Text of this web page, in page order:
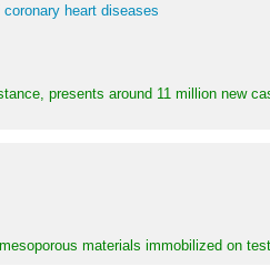
heart diseases
presents around 11 million new
materials immobilized on